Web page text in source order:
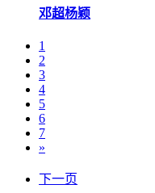
邓超杨颖
1
2
3
4
5
6
7
»
下一页